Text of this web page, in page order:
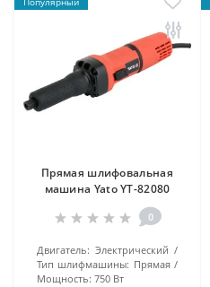
Прямая шлифовальная
машина Yato YT-82080
0
Двигатель: Электрический
Тип шлифмашины: Прямая
Мощность: 750 Вт